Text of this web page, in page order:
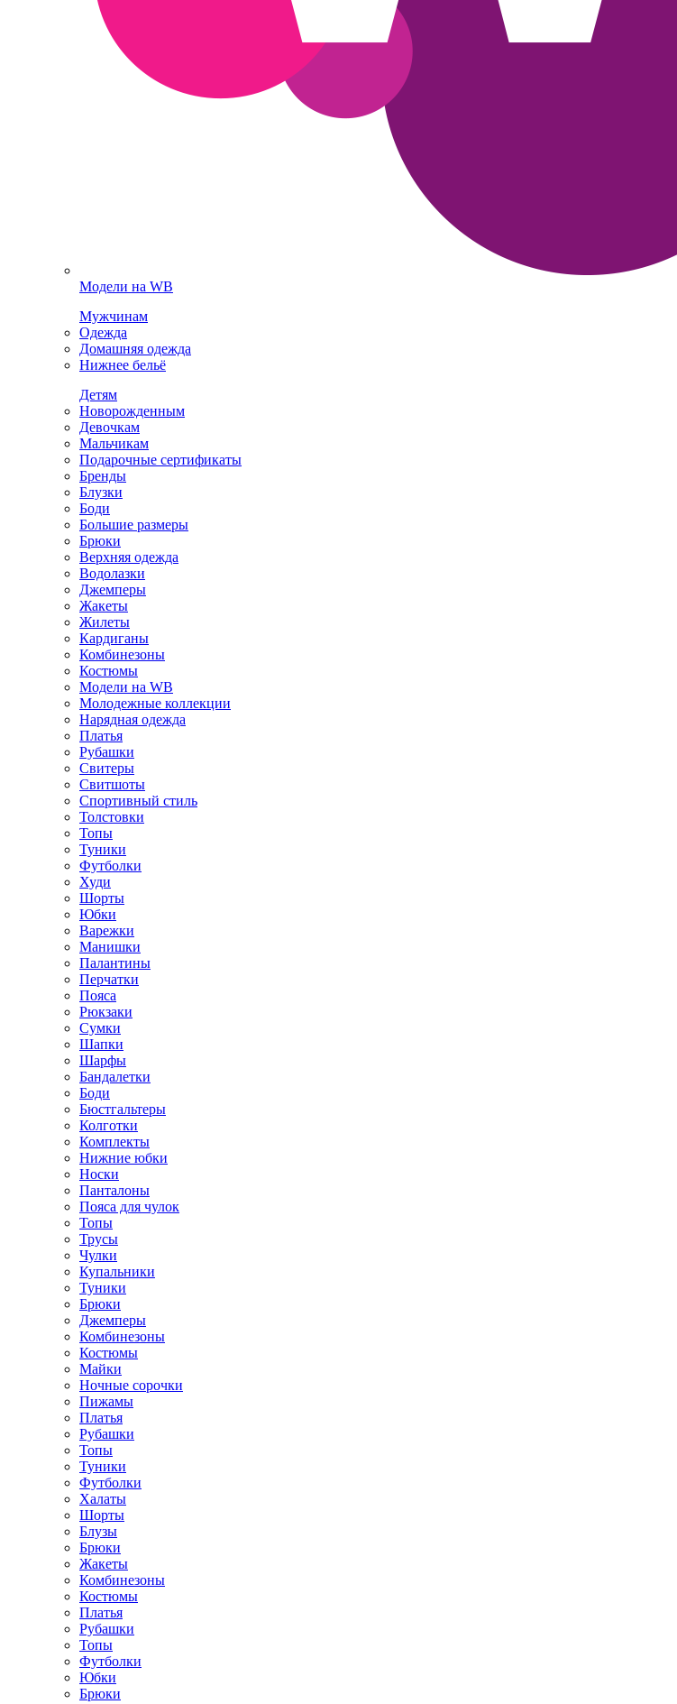
Модели на WB
Мужчинам
Одежда
Домашняя одежда
Нижнее бельё
Детям
Новорожденным
Девочкам
Мальчикам
Подарочные сертификаты
Бренды
Блузки
Боди
Большие размеры
Брюки
Верхняя одежда
Водолазки
Джемперы
Жакеты
Жилеты
Кардиганы
Комбинезоны
Костюмы
Модели на WB
Молодежные коллекции
Нарядная одежда
Платья
Рубашки
Свитеры
Свитшоты
Спортивный стиль
Толстовки
Топы
Туники
Футболки
Худи
Шорты
Юбки
Варежки
Манишки
Палантины
Перчатки
Пояса
Рюкзаки
Сумки
Шапки
Шарфы
Бандалетки
Боди
Бюстгальтеры
Колготки
Комплекты
Нижние юбки
Носки
Панталоны
Поясa для чулок
Топы
Трусы
Чулки
Купальники
Туники
Брюки
Джемперы
Комбинезоны
Костюмы
Майки
Ночные сорочки
Пижамы
Платья
Рубашки
Топы
Туники
Футболки
Халаты
Шорты
Блузы
Брюки
Жакеты
Комбинезоны
Костюмы
Платья
Рубашки
Топы
Футболки
Юбки
Брюки